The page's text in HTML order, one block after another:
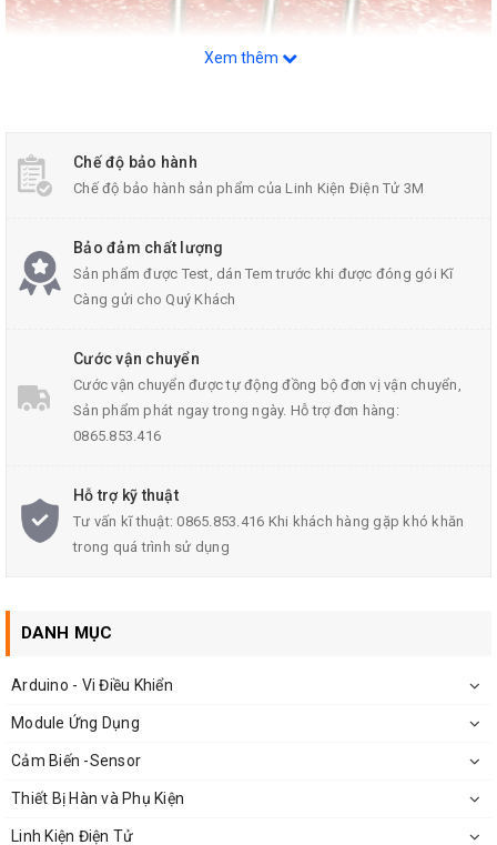
Hình ảnh cho Diode schottky
Thông số kỹ thuật
Dòng điện áp ngược cực đại: 40V
Nhiệt độ hoạt động: -55ºC~125ºC
Hình ảnh cho Diode schottky
Xem thêm
Chế độ bảo hành
Chế độ bảo hành sản phẩm của Linh Kiện Điện Tử 3M
Bảo đảm chất lượng
Sản phẩm được Test, dán Tem trước khi được đóng gói Kĩ
Càng gửi cho Quý Khách
Cước vận chuyển
Cước vận chuyển được tự động đồng bộ đơn vị vận chuyển,
Sản phẩm phát ngay trong ngày. Hỗ trợ đơn hàng:
0865.853.416
Hỗ trợ kỹ thuật
Tư vấn kĩ thuật: 0865.853.416 Khi khách hàng gặp khó khăn
trong quá trình sử dụng
DANH MỤC
Arduino - Vi Điều Khiển
Module Ứng Dụng
Cảm Biến -Sensor
Thiết Bị Hàn và Phụ Kiện
Linh Kiện Điện Tử